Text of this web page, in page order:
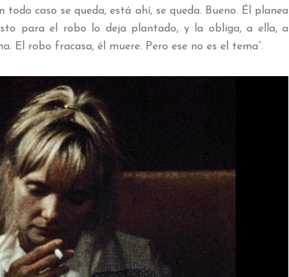
caso se queda, está ahí, se queda. Bueno. Él planea
para el robo lo deja plantado, y la obliga, a ella, a
El robo fracasa, él muere. Pero ese no es el tema”.